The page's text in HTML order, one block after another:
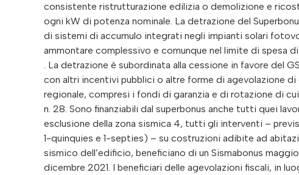
consistente ristrutturazione edilizia o demolizione e
ogni kW di potenza nominale. La detrazione del
di sistemi di accumulo integrati negli impianti solari
ammontare complessivo e comunque nel limite di spesa
. La detrazione è subordinata alla cessione in favore del
con altri incentivi pubblici o altre forme di agevolazione di
regionale, compresi i fondi di garanzia e di rotazione di
n. 28. Sono finanziabili dal superbonus anche tutti quei
esclusione della zona sismica 4, tutti gli interventi –
1-quinquies e 1-septies) – su costruzioni adibite ad
sismico dell’edificio, beneficiano di un Sismabonus
dicembre 2021. I beneficiari delle agevolazioni fiscali, in